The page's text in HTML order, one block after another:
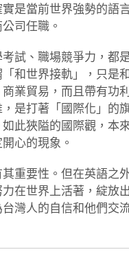
是當前世界強勢的語
司任職。
試、職場競爭力，都
和世界接軌」，只是
業貿易，而且帶有功
是打著「國際化」的
此狹隘的國際觀，本
心的現象。
重要性。但在英語之
在世界上活著，綻放
灣人的自信和他們交